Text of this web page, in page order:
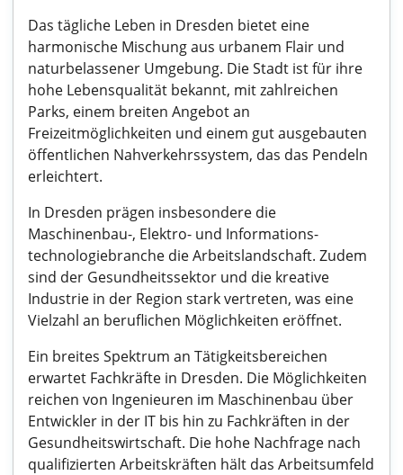
Das tägliche Leben in Dresden bietet eine
harmonische Mischung aus urbanem Flair und
naturbelassener Umgebung. Die Stadt ist für ihre
hohe Lebensqualität bekannt, mit zahlreichen
Parks, einem breiten Angebot an
Freizeitmöglichkeiten und einem gut ausgebauten
öffentlichen Nahverkehrssystem, das das Pendeln
erleichtert.
In Dresden prägen insbesondere die
Maschinenbau-, Elektro- und Informations-
technologiebranche die Arbeitslandschaft. Zudem
sind der Gesundheitssektor und die kreative
Industrie in der Region stark vertreten, was eine
Vielzahl an beruflichen Möglichkeiten eröffnet.
Ein breites Spektrum an Tätigkeitsbereichen
erwartet Fachkräfte in Dresden. Die Möglichkeiten
reichen von Ingenieuren im Maschinenbau über
Entwickler in der IT bis hin zu Fachkräften in der
Gesundheitswirtschaft. Die hohe Nachfrage nach
qualifizierten Arbeitskräften hält das Arbeitsumfeld